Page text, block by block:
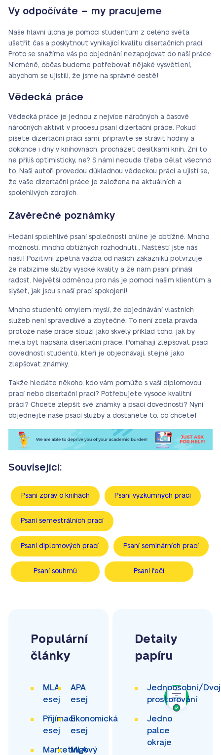
Vy odpočíváte – my pracujeme
Naše hlavní úloha je pomoci studentům z celého světa
ušetřit čas a poskytnout vynikající kvalitu disertačních prací.
Proto se snažíme vás po objednání nezapojovat do naší práce.
Nicméně, občas budeme potřebovat nějaké vysvětlení,
abychom se ujistili, že jsme na správné cestě!
Vědecká práce
Vědecká práce je jednou z nejvíce náročných a časově
náročných aktivit v procesu psaní dizertační práce. Pokud
píšete dizertační práci sami, připravte se strávit hodiny a
dokonce i dny v knihovnách, procházet desítkami knih. Zní to
ne příliš optimisticky, ne? S námi nebude třeba dělat všechno
to. Naši autoři provedou důkladnou vědeckou práci a ujistí se,
že vaše dizertační práce je založena na aktuálních a
spolehlivých zdrojích.
Závěrečné poznámky
Hledání spolehlivé psaní společnosti online je obtížné. Mnoho
možností, mnoho obtížných rozhodnutí… Naštěstí jste nás
našli! Pozitivní zpětná vazba od našich zákazníků potvrzuje,
že nabízíme služby vysoké kvality a že nám psaní přináší
radost. Největší odměnou pro nás je pomoci našim klientům a
slyšet, jak jsou s naší prací spokojeni!
Mnoho studentů omylem myslí, že objednávání vlastních
služeb není spravedlivé a zbytečné. To není zcela pravda,
protože naše práce slouží jako skvělý příklad toho, jak by
měla být napsána disertační práce. Pomáhají zlepšovat psací
dovednosti studentů, kteří je objednávají, stejně jako
zlepšovat známky.
Takže hledáte někoho, kdo vám pomůže s vaší diplomovou
prací nebo disertační prací? Potřebujete vysoce kvalitní
práci? Chcete zlepšit své známky a psací dovednosti? Nyní
objednejte naše psací služby a dostanete to, co chcete!
Související:
Psaní zpráv o knihách Psaní výzkumných prací
Psaní semestrálních prací
Psaní diplomových prací Psaní seminárních prací
Psaní souhrnů Psaní řečí
Populární
články
MLA
esej
APA
esej
Přijímací
esej
Ekonomická
esej
Marketingový
MLA
Detaily
papíru
Jednoosobní/
prostorování
Jedno
palce
okraje